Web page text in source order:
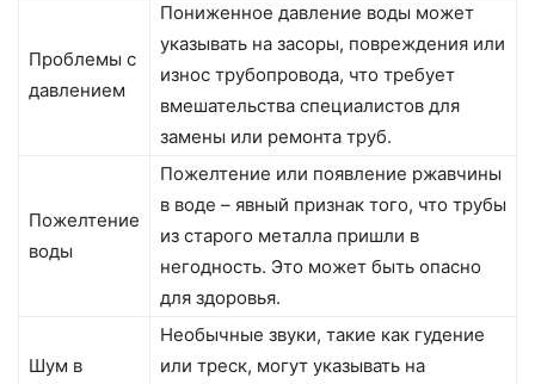
Проблемы с
давлением
Пониженное давление воды может
указывать на засоры, повреждения или
износ трубопровода, что требует
вмешательства специалистов для
замены или ремонта труб.
Пожелтение
воды
Пожелтение или появление ржавчины
в воде – явный признак того, что трубы
из старого металла пришли в
негодность. Это может быть опасно
для здоровья.
Шум в
Необычные звуки, такие как гудение
или треск, могут указывать на